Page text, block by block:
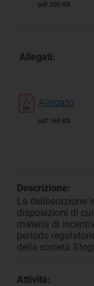
pdf 200 KB
Allegati:
Allegato
pdf 168 KB
Descrizione:
La deliberazione
disposizioni di
materia di
periodo
della società
Attività: